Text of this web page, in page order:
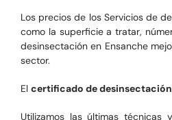
Los precios de los Servicios de
como la superficie a tratar,
desinsectación en Ensanche
sector.
El certificado de desinsectación
Utilizamos las últimas técnicas